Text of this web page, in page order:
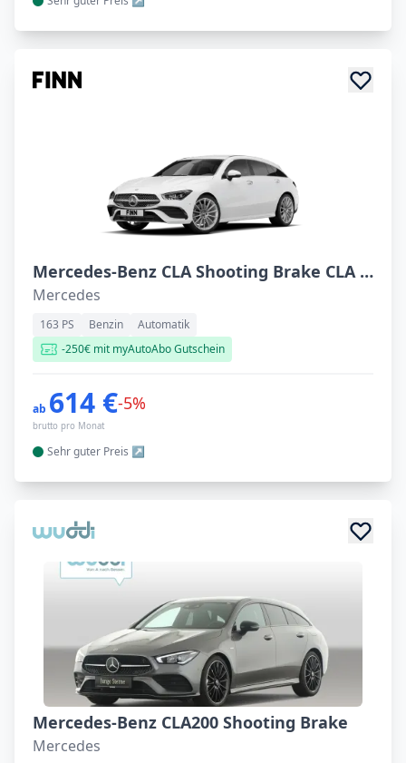
Mercedes-Benz CLA Shooting Brake CLA 200 DCT Shooting Brake
Mercedes
163 PS Benzin
Automatik
-250€ mit myAutoAbo Gutschein
ab 614 €-5%
brutto pro Monat
Sehr guter Preis
Mercedes-Benz CLA200 Shooting Brake
Mercedes